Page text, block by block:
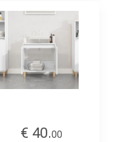
€ 40.00